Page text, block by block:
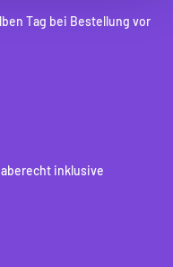
Tag bei Bestellung vor
inklusive